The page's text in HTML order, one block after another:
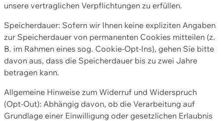
unsere vertraglichen Verpflichtungen zu erfüllen.
Speicherdauer: Sofern wir Ihnen keine expliziten Angaben
zur Speicherdauer von permanenten Cookies mitteilen (z.
B. im Rahmen eines sog. Cookie-Opt-Ins), gehen Sie bitte
davon aus, dass die Speicherdauer bis zu zwei Jahre
betragen kann.
Allgemeine Hinweise zum Widerruf und Widerspruch
(Opt-Out): Abhängig davon, ob die Verarbeitung auf
Grundlage einer Einwilligung oder gesetzlichen Erlaubnis